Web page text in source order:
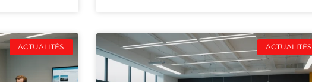
ACTUALITÉS ACTUALITÉS